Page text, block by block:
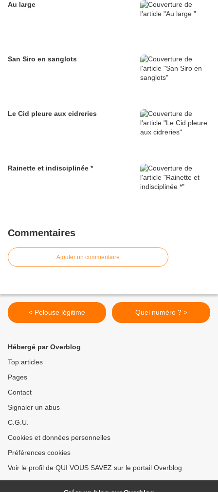
Au large
San Siro en sanglots
Le Cid pleure aux cidreries
Rainette et indisciplinée *
Commentaires
Ajouter un commentaire
< Pelouse légitime Quel numéro ? >
Hébergé par Overblog
Top articles
Pages
Contact
Signaler un abus
C.G.U.
Cookies et données personnelles
Préférences cookies
Voir le profil de QUI VOUS SAVEZ sur le portail Overblog